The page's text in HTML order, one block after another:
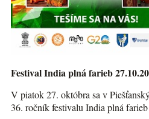
Festival India plná farieb
V piatok 27. októbra sa v
36. ročník festivalu India plná farieb